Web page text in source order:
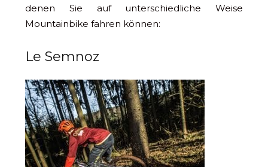
denen Sie auf unterschiedliche Weise
Mountainbike fahren können:
Le Semnoz